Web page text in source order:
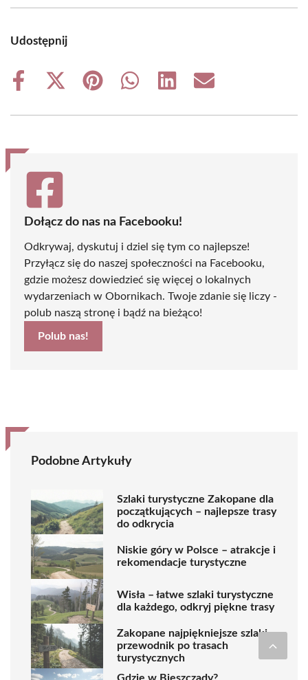
Udostępnij
Share
Share
(Twitter)
Share
Share
Share
Share
Dołącz do nas na Facebooku!
Odkrywaj, dyskutuj i dziel się tym co najlepsze!
Przyłącz się do naszej społeczności na Facebooku,
gdzie możesz dowiedzieć się więcej o lokalnych
wydarzeniach w Obornikach. Twoje zdanie się liczy -
polub naszą stronę i bądź na bieżąco!
Polub nas!
Podobne Artykuły
Szlaki turystyczne Zakopane dla
początkujących – najlepsze trasy
do odkrycia
Niskie góry w Polsce – atrakcje i
rekomendacje turystyczne
Wisła – łatwe szlaki turystyczne
dla każdego, odkryj piękne trasy
Zakopane najpiękniejsze szlaki –
przewodnik po trasach
turystycznych